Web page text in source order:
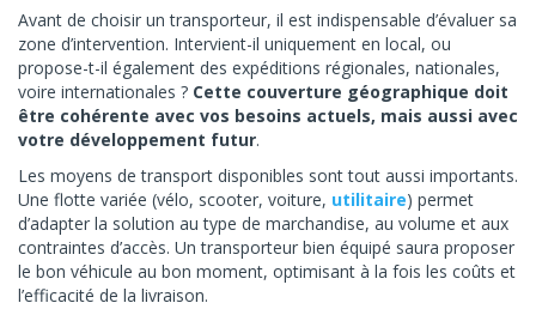
Avant de choisir un transporteur, il est indispensable d’évaluer sa
zone d’intervention. Intervient-il uniquement en local, ou
propose-t-il également des expéditions régionales, nationales,
voire internationales ? Cette couverture géographique doit
être cohérente avec vos besoins actuels, mais aussi avec
votre développement futur.
Les moyens de transport disponibles sont tout aussi importants.
Une flotte variée (vélo, scooter, voiture, utilitaire) permet
d’adapter la solution au type de marchandise, au volume et aux
contraintes d’accès. Un transporteur bien équipé saura proposer
le bon véhicule au bon moment, optimisant à la fois les coûts et
l’efficacité de la livraison.